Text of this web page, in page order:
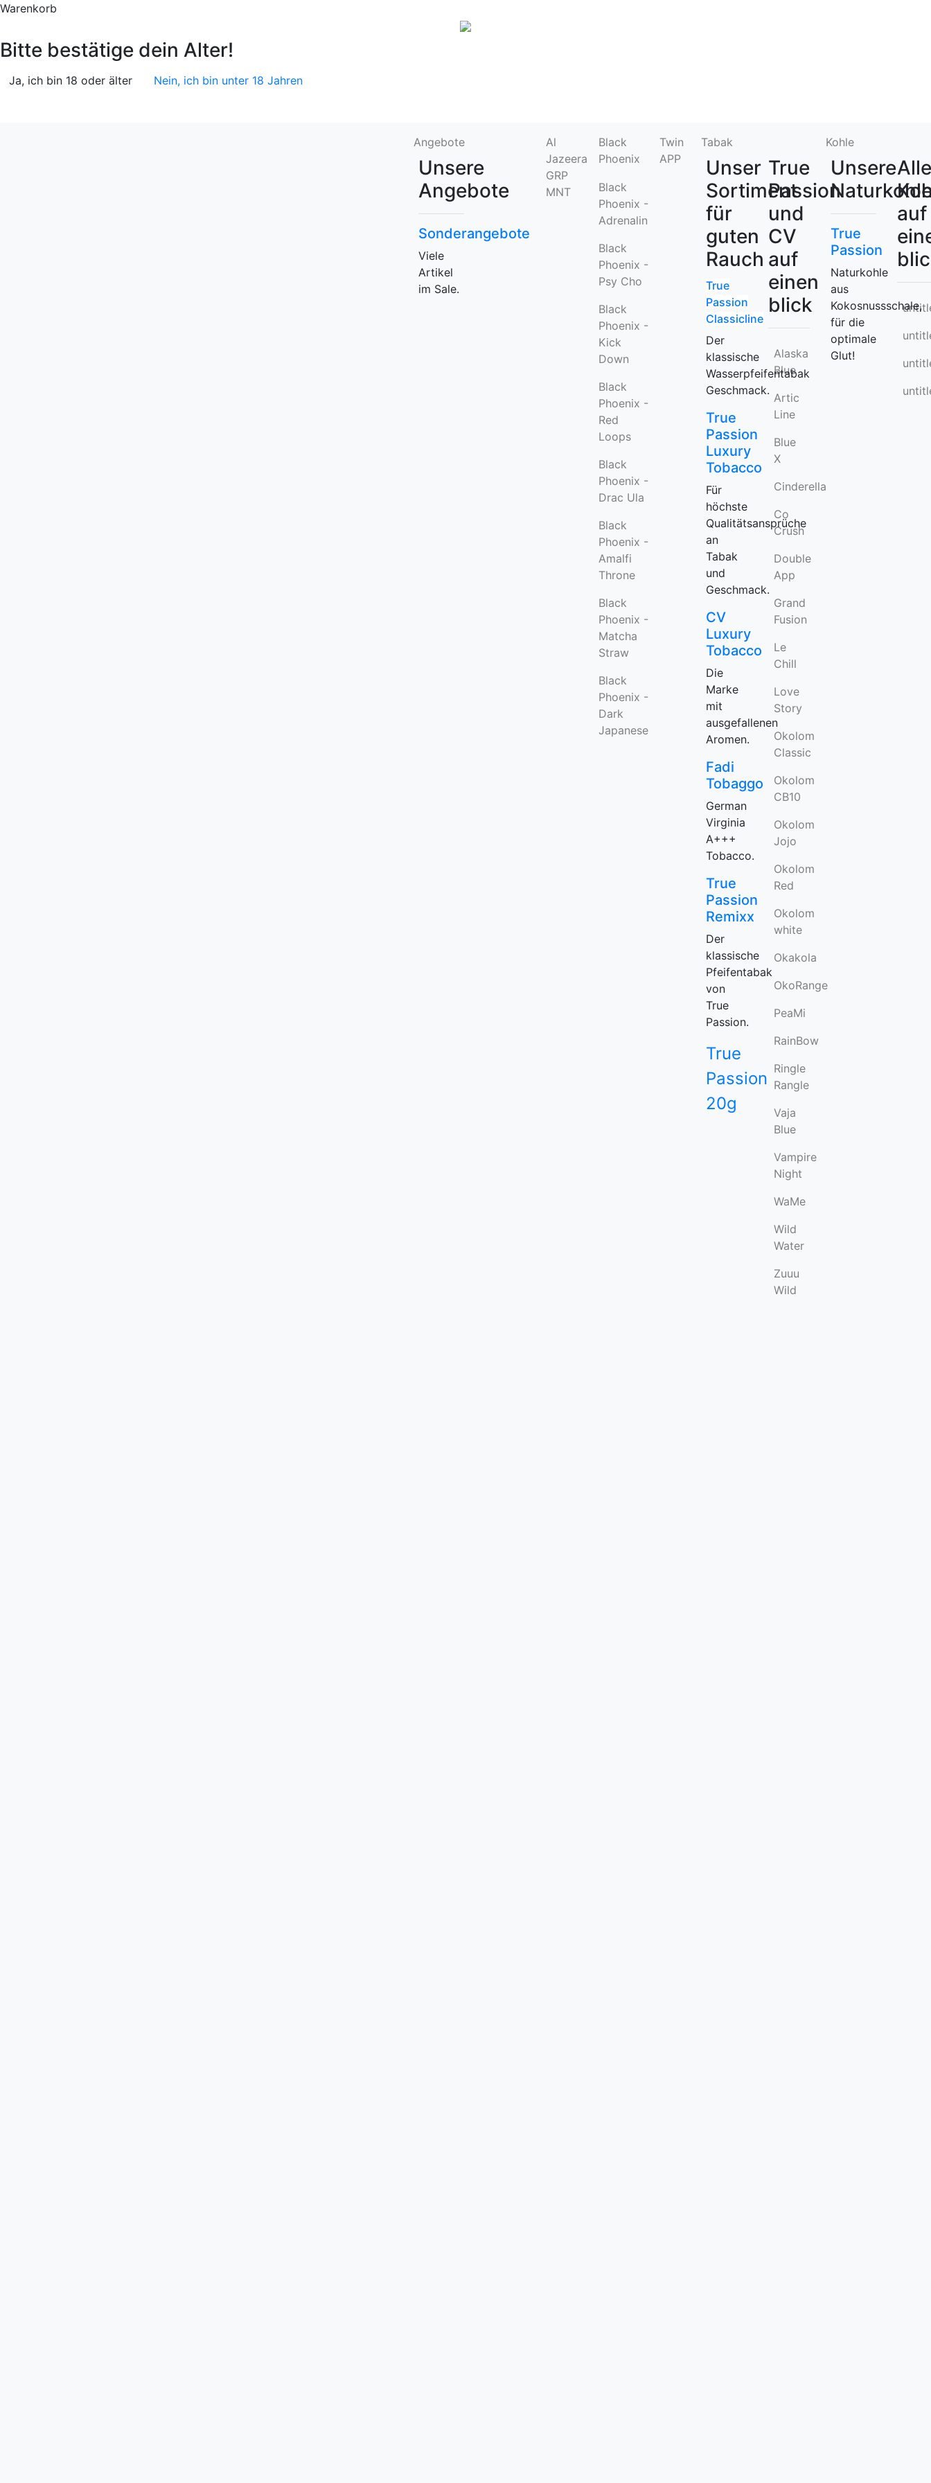
Warenkorb
Bitte bestätige dein Alter!
Ja, ich bin 18 oder älter Nein, ich bin unter 18 Jahren
Angebote
Unsere
Angebote
Sonderangebote
Viele
Artikel
im Sale.
Al
Jazeera
GRP
MNT
Black
Phoenix
Black
Phoenix -
Adrenalin
Black
Phoenix -
Psy Cho
Black
Phoenix -
Kick
Down
Black
Phoenix -
Red
Loops
Black
Phoenix -
Drac Ula
Black
Phoenix -
Amalfi
Throne
Black
Phoenix -
Matcha
Straw
Black
Phoenix -
Dark
Japanese
Twin
APP
Tabak
Unser
Sortiment
für
guten
Rauch
True
Passion
Classicline
Der
klassische
Wasserpfeifentabak
Geschmack.
True
Passion
Luxury
Tobacco
Für
höchste
Qualitätsansprüche
an
Tabak
und
Geschmack.
CV
Luxury
Tobacco
Die
Marke
mit
ausgefallenen
Aromen.
Fadi
Tobaggo
German
Virginia
A+++
Tobacco.
True
Passion
Remixx
Der
klassische
Pfeifentabak
von
True
Passion.
True
Passion
20g
True
Passion
und
CV
auf
einen
blick
Alaska
Blue
Artic
Line
Blue
X
Cinderella
Co
Crush
Double
App
Grand
Fusion
Le
Chill
Love
Story
Okolom
Classic
Okolom
CB10
Okolom
Jojo
Okolom
Red
Okolom
white
Okakola
OkoRange
PeaMi
RainBow
Ringle
Rangle
Vaja
Blue
Vampire
Night
WaMe
Wild
Water
Zuuu
Wild
Kohle
Unsere
True
Passion
Naturkohle
aus
Kokosnussschale,
für die
optimale
Glut!
Alle
auf